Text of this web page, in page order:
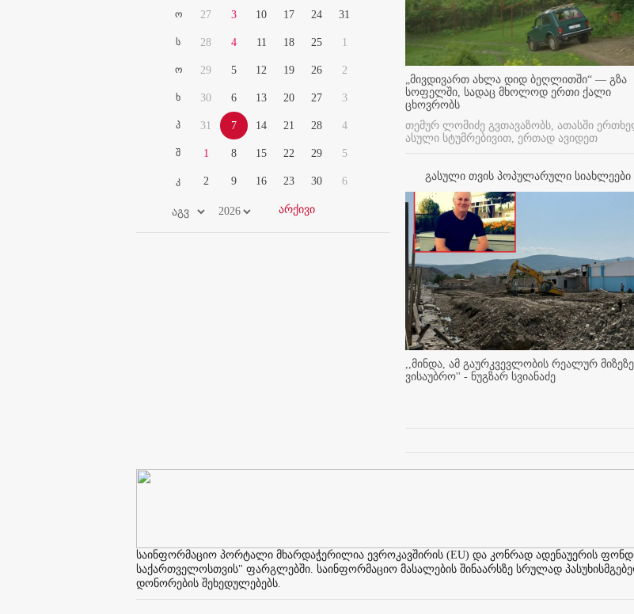
ო
ს
ო
ხ
პ
შ
კ
27
28
29
30
31
1
2
3
4
5
6
7
8
9
10
11
12
13
14
15
16
17
18
19
20
21
22
23
24
25
26
27
28
29
30
31
1
2
3
4
5
6
„მივდივართ ახლა დიდ ბეღლითში“ — გზა
სოფელში, სადაც მხოლოდ ერთი ქალი
ცხოვრობს
თემურ ლომიძე გვთავაზობს, ათასში
ასული სტუმრებივით, ერთად ავიდეთ
გასული თვის პოპულარული სიახლეები
,,მინდა, ამ გაურკვევლობის რეალურ
ვისაუბრო'' - ნუგზარ სვიანაძე
საინფორმაციო პორტალი მხარდაჭერილია ევროკავშირის (EU) და კონრად ადენაუერის
საქართველოსთვის" ფარგლებში. საინფორმაციო მასალების შინაარსზე სრულად
დონორების შეხედულებებს.